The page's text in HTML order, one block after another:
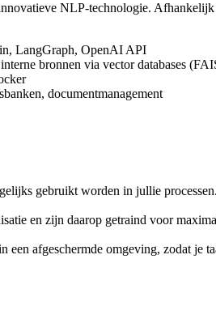
NLP-technologie.
LangGraph, OpenAI API
bronnen via vector databases
documentmanagement
gebruikt worden in jullie processen.
en zijn daarop getraind voor
afgeschermde omgeving, zodat